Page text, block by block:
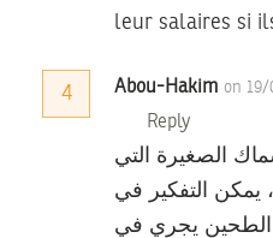
leur salaires si
4 Abou-Hakim on 19/
Reply
الصغيرة التي
يمكن التفكير في
الطحين يجري في